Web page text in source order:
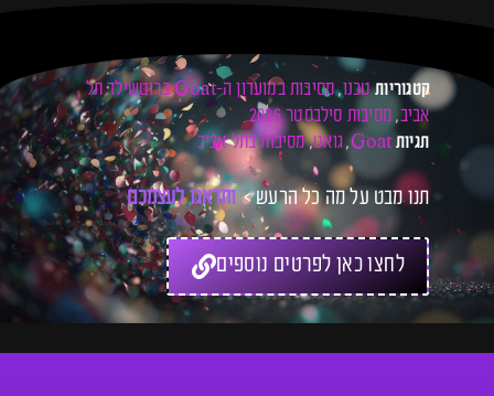
קטגוריות טכנו,
מסיבות במועדון ה-Goat ברוטשילד תל
אביב, מסיבות סילבסטר 2026
תגיות Goat
,גואט,מסיבות בתל אביב
תנו מבט על מה כל הרעש > ותדאגו לעצמכם לכ
לחצו כאן לפרטים נוספים